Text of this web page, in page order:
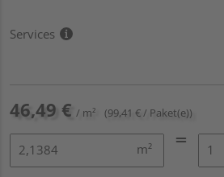
Services
46,49 € / m² (99,41 € / Paket(e))
m²